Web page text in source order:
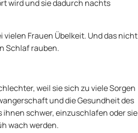
wird und sie dadurch nachts
Frauen Übelkeit. Und das nicht
Schlaf rauben.
weil sie sich zu viele Sorgen
und die Gesundheit des
schwer, einzuschlafen oder sie
wach werden.